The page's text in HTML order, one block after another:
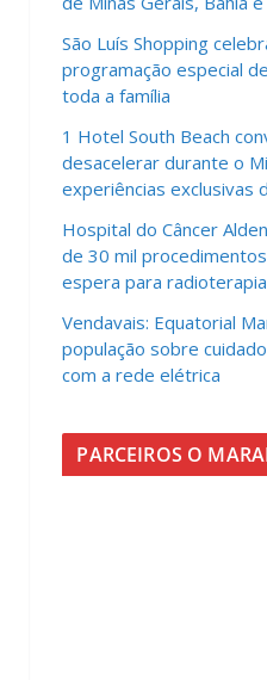
São Luís Shopping
programação especial
toda a família
1 Hotel South Beach
desacelerar durante o
experiências exclusivas
Hospital do Câncer
de 30 mil
espera para radioterapia
Vendavais: Equatorial
população sobre
com a rede elétrica
PARCEIROS O